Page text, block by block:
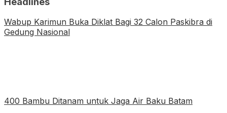
Wabup Karimun Buka Diklat Bagi 32 Calon Paskibra di
Gedung Nasional
400 Bambu Ditanam untuk Jaga Air Baku Batam